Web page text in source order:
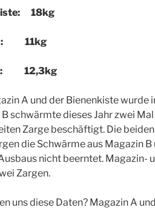
18kg
11kg
12,3kg
A und der Bienenkiste wurde
schwärmte dieses Jahr zwei
Zarge beschäftigt. Die
die Schwärme aus Magazin
nicht beerntet. Magazin-
Zargen.
uns diese Daten? Magazin A